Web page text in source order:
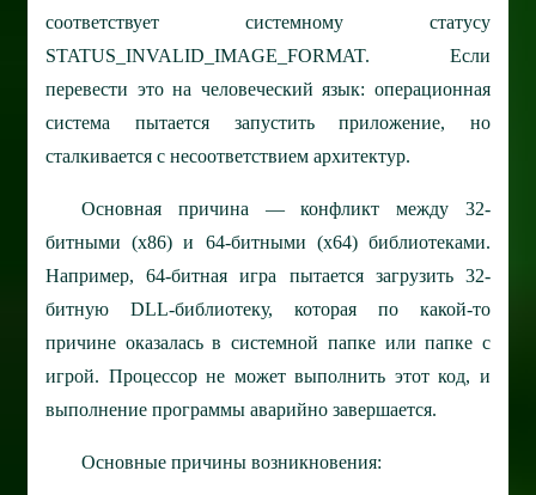
соответствует системному статусу
STATUS_INVALID_IMAGE_FORMAT. Если
перевести это на человеческий язык: операционная
система пытается запустить приложение, но
сталкивается с несоответствием архитектур.
Основная причина — конфликт между 32-
битными (x86) и 64-битными (x64) библиотеками.
Например, 64-битная игра пытается загрузить 32-
битную DLL-библиотеку, которая по какой-то
причине оказалась в системной папке или папке с
игрой. Процессор не может выполнить этот код, и
выполнение программы аварийно завершается.
Основные причины возникновения: